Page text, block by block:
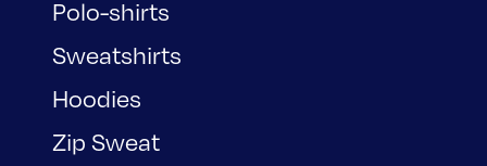
Polo-shirts
Sweatshirts
Hoodies
Zip Sweat